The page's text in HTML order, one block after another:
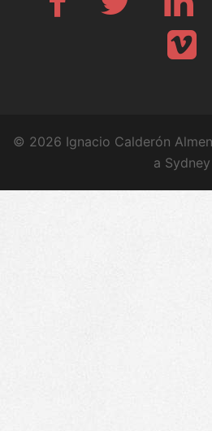
© 2026 Ignacio Calderón
a Sydney